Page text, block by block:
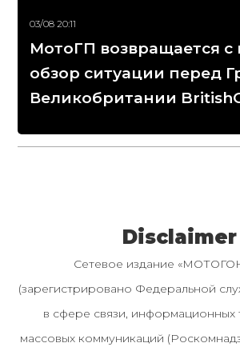
03/08 20:11
МотоГП возвращается с
обзор ситуации перед
Великобритании
Disclaimer
Сетевое издание
(зарегистрировано Федеральной
в сфере связи, информационных
массовых коммуникаций